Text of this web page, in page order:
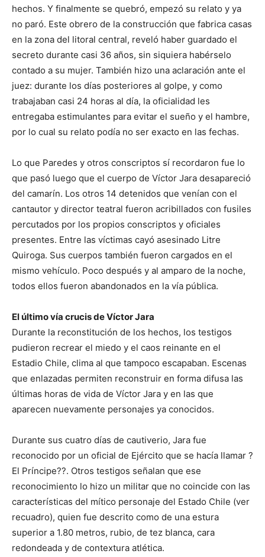
hechos. Y finalmente se quebró, empezó su relato y ya
no paró. Este obrero de la construcción que fabrica casas
en la zona del litoral central, reveló haber guardado el
secreto durante casi 36 años, sin siquiera habérselo
contado a su mujer. También hizo una aclaración ante el
juez: durante los días posteriores al golpe, y como
trabajaban casi 24 horas al día, la oficialidad les
entregaba estimulantes para evitar el sueño y el hambre,
por lo cual su relato podía no ser exacto en las fechas.
Lo que Paredes y otros conscriptos sí recordaron fue lo
que pasó luego que el cuerpo de Víctor Jara desapareció
del camarín. Los otros 14 detenidos que venían con el
cantautor y director teatral fueron acribillados con fusiles
percutados por los propios conscriptos y oficiales
presentes. Entre las víctimas cayó asesinado Litre
Quiroga. Sus cuerpos también fueron cargados en el
mismo vehículo. Poco después y al amparo de la noche,
todos ellos fueron abandonados en la vía pública.
El último vía crucis de Víctor Jara
Durante la reconstitución de los hechos, los testigos
pudieron recrear el miedo y el caos reinante en el
Estadio Chile, clima al que tampoco escapaban. Escenas
que enlazadas permiten reconstruir en forma difusa las
últimas horas de vida de Víctor Jara y en las que
aparecen nuevamente personajes ya conocidos.
Durante sus cuatro días de cautiverio, Jara fue
reconocido por un oficial de Ejército que se hacía llamar ?
El Príncipe??. Otros testigos señalan que ese
reconocimiento lo hizo un militar que no coincide con las
características del mítico personaje del Estado Chile (ver
recuadro), quien fue descrito como de una estura
superior a 1.80 metros, rubio, de tez blanca, cara
redondeada y de contextura atlética.